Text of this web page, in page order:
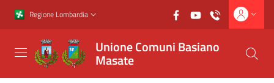
Vai al contenuto principale
Vai al footer
Regione Lombardia
Unione Comuni Basiano
Masate